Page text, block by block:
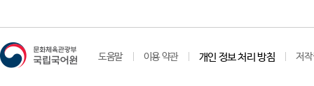
도움말 이용 약관 개인 정보 처리 방침 저